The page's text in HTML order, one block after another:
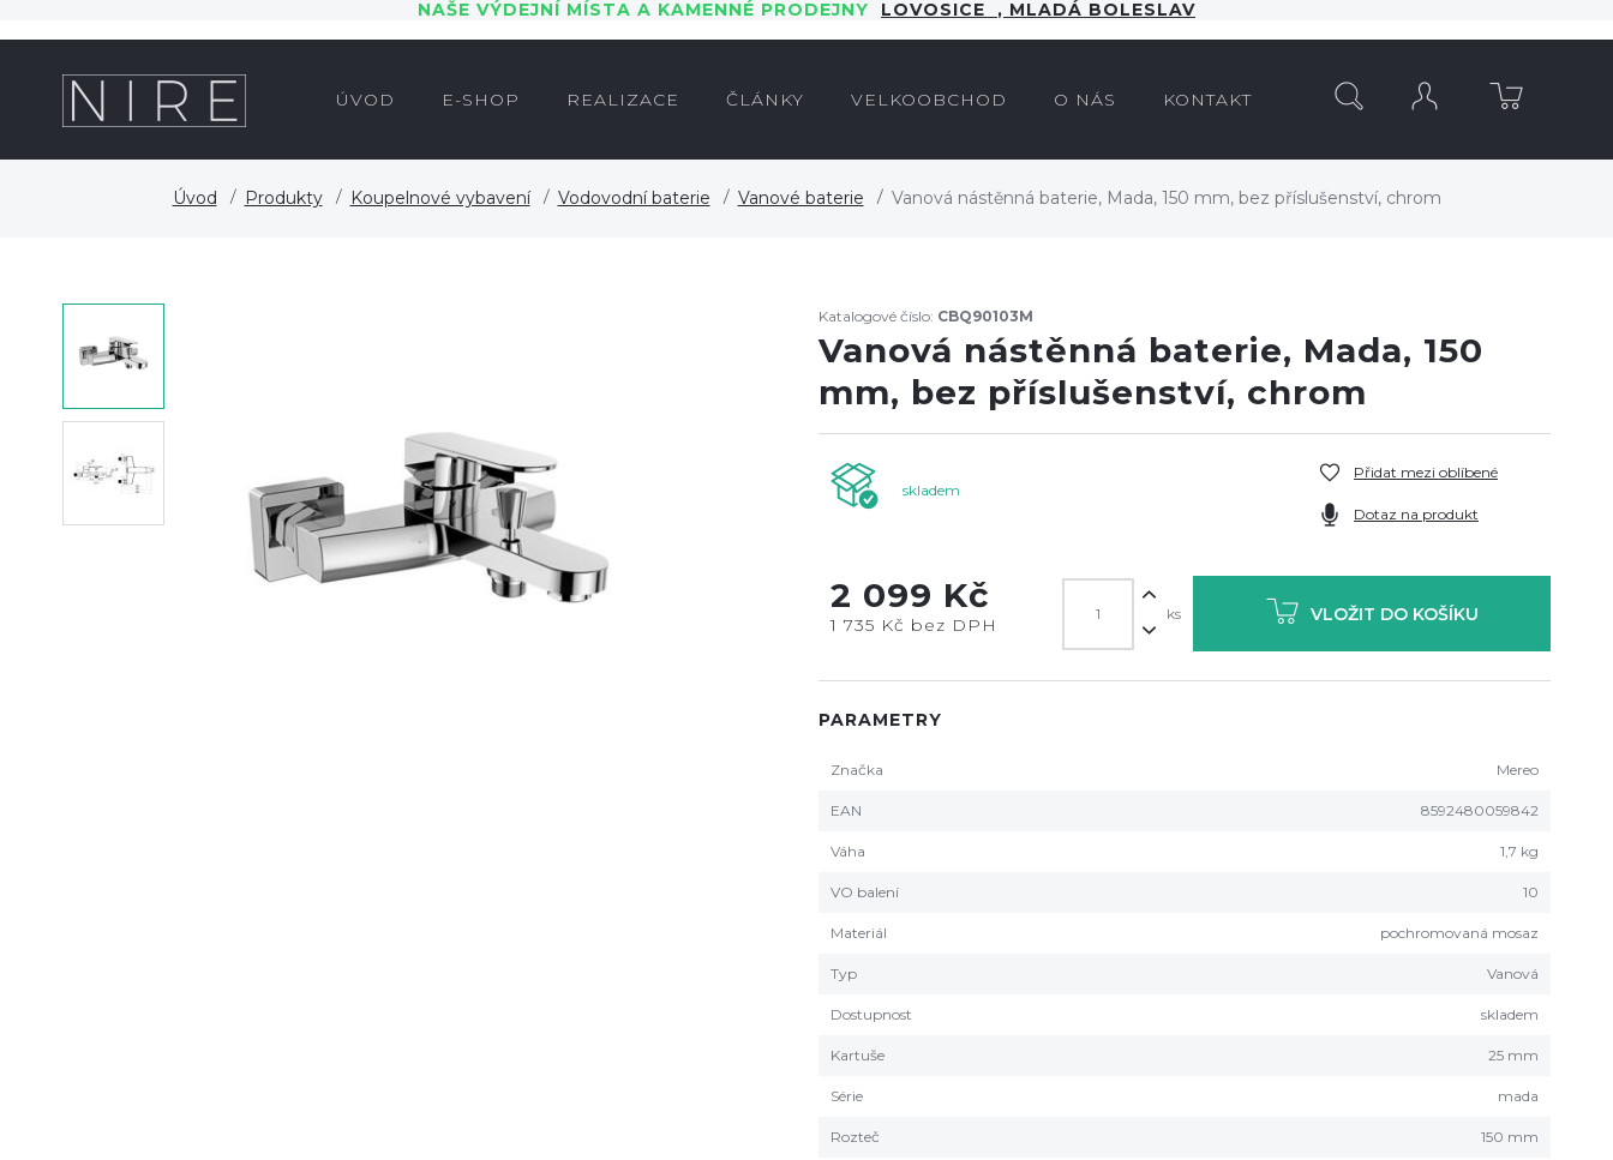
NAŠE VÝDEJNÍ MÍSTA A KAMENNÉ PRODEJNY LOVOSICE , MLADÁ BOLESLAV
ÚVOD E-SHOP REALIZACE ČLÁNKY VELKOOBCHOD O NÁS KONTAKT
Úvod Produkty Koupelnové vybavení Vodovodní baterie Vanové baterie Vanová nástěnná baterie, Mada, 150 mm, bez příslušenství, chrom
Katalogové číslo: CBQ90103M
Vanová nástěnná baterie, Mada, 150
mm, bez příslušenství, chrom
skladem
Přidat mezi oblíbené
Dotaz na produkt
2 099 Kč
1 735 Kč bez DPH
ks VLOŽIT DO KOŠÍKU
PARAMETRY
Značka Mereo
EAN 8592480059842
Váha 1,7 kg
VO balení 10
Materiál pochromovaná mosaz
Typ Vanová
Dostupnost skladem
Kartuše 25 mm
Série mada
Rozteč 150 mm